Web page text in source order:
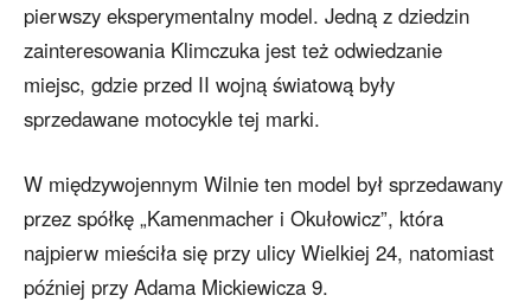
pierwszy eksperymentalny model. Jedną z dziedzin
zainteresowania Klimczuka jest też odwiedzanie
miejsc, gdzie przed II wojną światową były
sprzedawane motocykle tej marki.
W międzywojennym Wilnie ten model był sprzedawany
przez spółkę „Kamenmacher i Okułowicz”, która
najpierw mieściła się przy ulicy Wielkiej 24, natomiast
później przy Adama Mickiewicza 9.